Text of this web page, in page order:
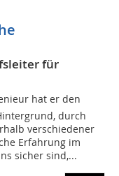
für
hat er den
durch
verschiedener
Erfahrung im
sicher sind,...